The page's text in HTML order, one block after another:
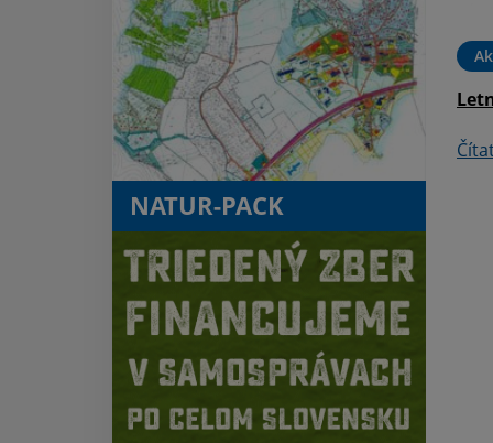
NATUR-PACK
hnuteľný majetok vo
vlastníctve Obce Kaluža
Čítať ďalej